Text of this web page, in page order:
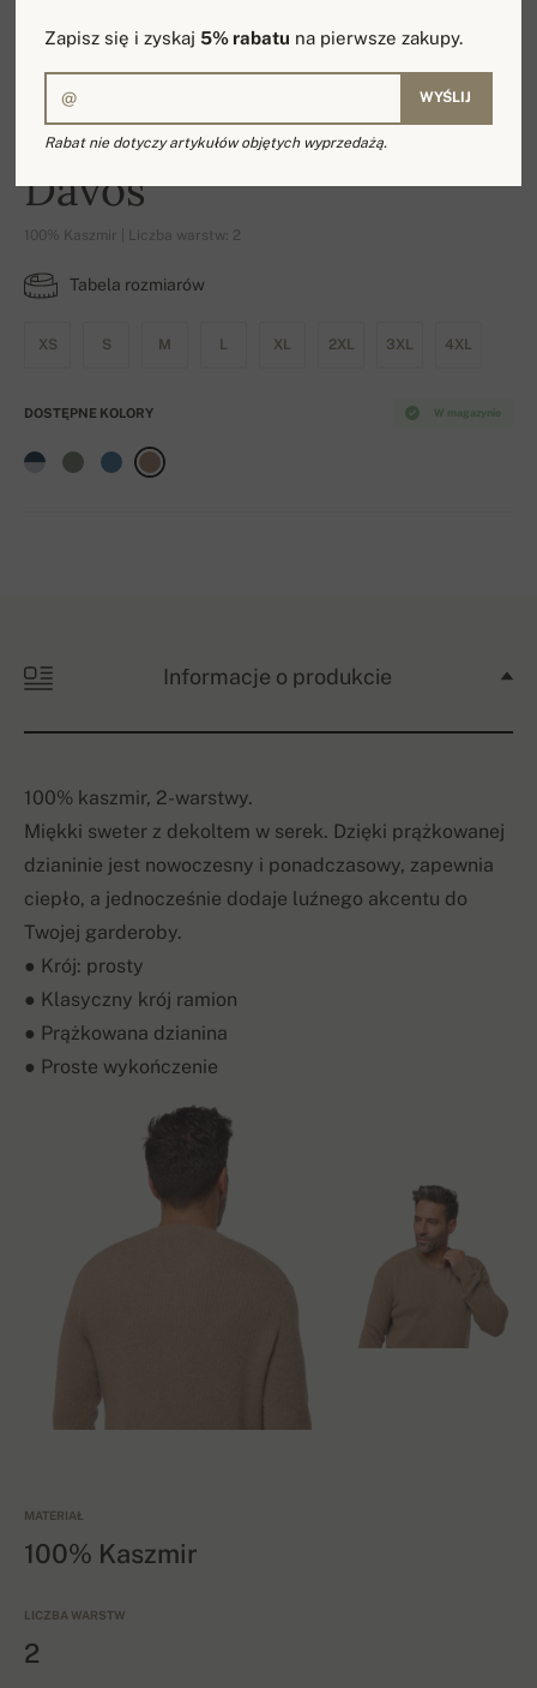
Davos
100% Kaszmir | Liczba warstw: 2
Tabela rozmiarów
XS S M L XL 2XL 3XL 4XL
W magazynie
DOSTĘPNE KOLORY
Informacje o produkcie
100% kaszmir, 2-warstwy.
Miękki sweter z dekoltem w serek. Dzięki prążkowanej
dzianinie jest nowoczesny i ponadczasowy, zapewnia
ciepło, a jednocześnie dodaje luźnego akcentu do
Twojej garderoby.
● Krój: prosty
● Klasyczny krój ramion
● Prążkowana dzianina
● Proste wykończenie
MATERIAŁ
100% Kaszmir
LICZBA WARSTW
2
Zapisz się i zyskaj5% rabatu na pierwsze zakupy.
WYŚLIJ
Rabat nie dotyczy artykułów objętych wyprzedażą.